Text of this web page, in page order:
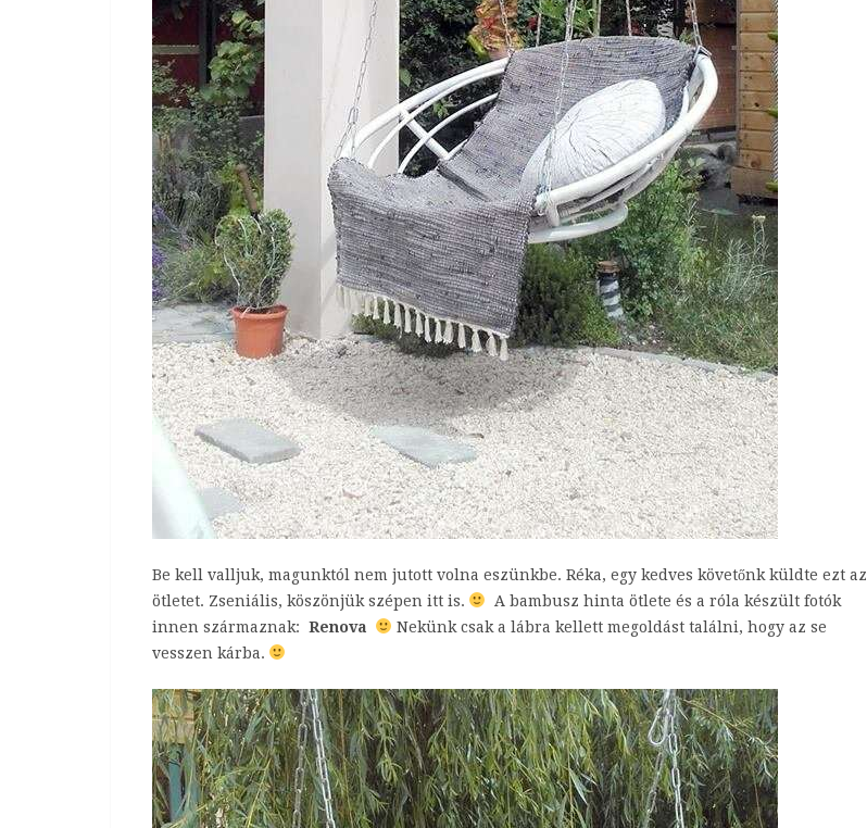
Be kell valljuk, magunktól nem jutott volna eszünkbe. Réka, egy kedves követőnk küldte ezt az
ötletet. Zseniális, köszönjük szépen itt is.
A bambusz hinta ötlete és a róla készült fotók
innen származnak: Renova
Nekünk csak a lábra kellett megoldást találni, hogy az se
vesszen kárba.